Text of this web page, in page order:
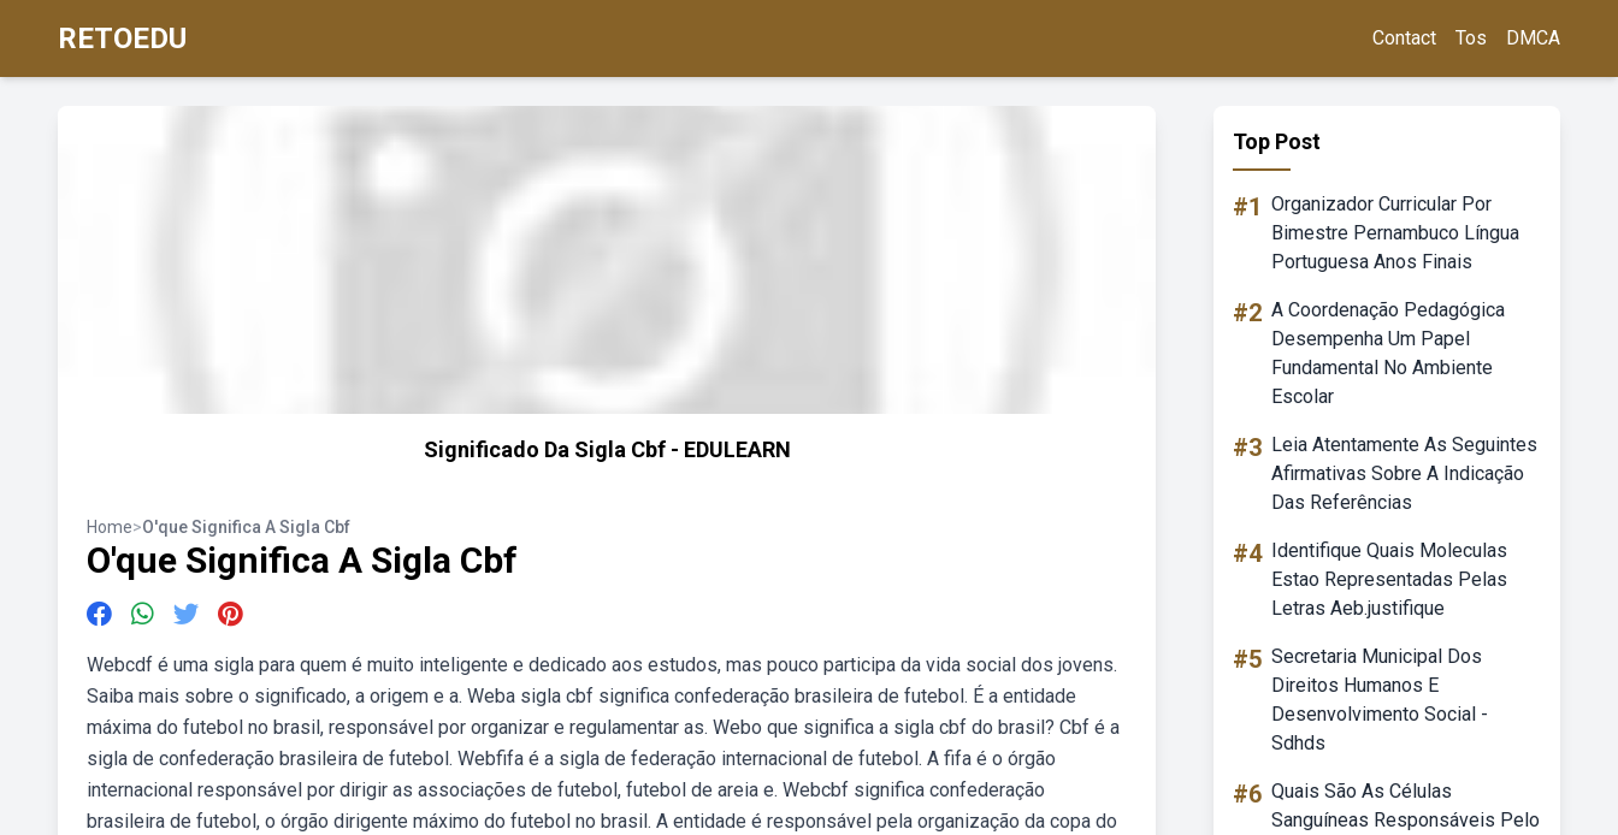
RETOEDU Contact Tos DMCA
Significado Da Sigla Cbf - EDULEARN
Home>O'que Significa A Sigla Cbf
O'que Significa A Sigla Cbf
Webcdf é uma sigla para quem é muito inteligente e dedicado aos estudos, mas pouco participa da vida social dos jovens.
Saiba mais sobre o significado, a origem e a. Weba sigla cbf significa confederação brasileira de futebol. É a entidade
máxima do futebol no brasil, responsável por organizar e regulamentar as. Webo que significa a sigla cbf do brasil? Cbf é a
sigla de confederação brasileira de futebol. Webfifa é a sigla de federação internacional de futebol. A fifa é o órgão
internacional responsável por dirigir as associações de futebol, futebol de areia e. Webcbf significa confederação
brasileira de futebol, o órgão dirigente máximo do futebol no brasil. A entidade é responsável pela organização da copa do
Top Post
#1 Organizador Curricular Por
Bimestre Pernambuco Língua
Portuguesa Anos Finais
#2 A Coordenação Pedagógica
Desempenha Um Papel
Fundamental No Ambiente
Escolar
#3 Leia Atentamente As Seguintes
Afirmativas Sobre A Indicação
Das Referências
#4 Identifique Quais Moleculas
Estao Representadas Pelas
Letras Aeb.justifique
#5 Secretaria Municipal Dos
Direitos Humanos E
Desenvolvimento Social -
Sdhds
#6 Quais São As Células
Sanguíneas Responsáveis Pelo